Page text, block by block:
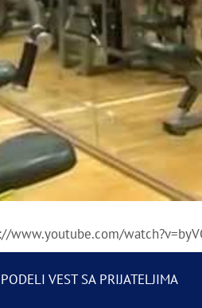
www.youtube.com/
PODELI VEST SA PRIJATELJIMA